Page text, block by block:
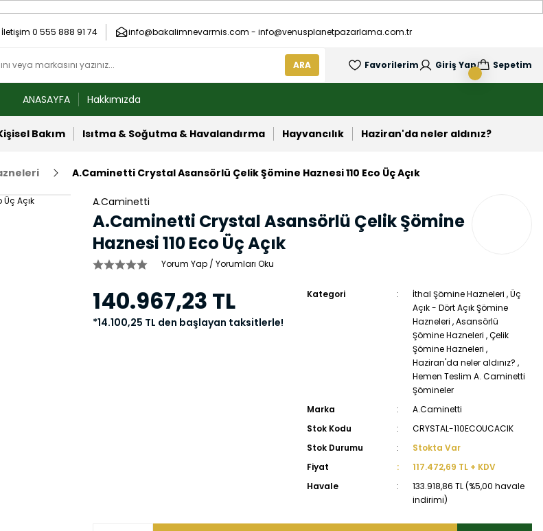
0 555 888 91 74 info@bakalimnevarmis.com - info@venusplanetpazarlama.com.tr
ARA Favorilerim Giriş Yap Sepetim
ANASAYFA Hakkımızda
Bakım Isıtma & Soğutma & Havalandırma Hayvancılık Haziran'da neler aldınız?
A.Caminetti Crystal Asansörlü Çelik Şömine Haznesi 110 Eco Üç Açık
A.Caminetti
A.Caminetti Crystal Asansörlü Çelik Şömine
Haznesi 110 Eco Üç Açık
Yorum Yap / Yorumları Oku
140.967,23 TL
*14.100,25 TL den başlayan taksitlerle!
Kategori İthal Şömine Hazneleri ,Üç
Açık - Dört Açık Şömine
Hazneleri ,Asansörlü
Şömine Hazneleri ,Çelik
Şömine Hazneleri ,
Haziran'da neler aldınız? ,
Hemen Teslim A. Caminetti
Şömineler
Marka
A.Caminetti
Stok Kodu
CRYSTAL-110ECOUCACIK
Stok Durumu
Stokta Var
Fiyat
117.472,69 TL + KDV
Havale
133.918,86 TL (%5,00 havale
indirimi)